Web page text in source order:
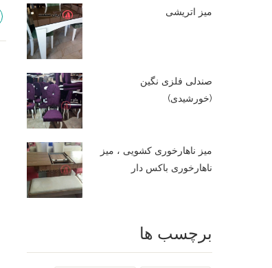
میز اتریشی
صندلی فلزی نگین
(خورشیدی)
میز ناهارخوری کشویی ، میز
ناهارخوری باکس دار
برچسب ها